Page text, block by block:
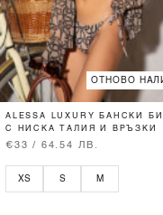
ОТНОВО
ALESSA LUXURY БАНСКИ
С НИСКА ТАЛИЯ И ВРЪЗКИ
€33 / 64.54 ЛВ.
XS S M